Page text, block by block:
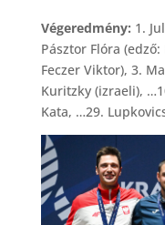
Végeredmény: 1.
Pásztor Flóra
Feczer Viktor), 3.
Kuritzky (izraeli),
Kata, …29.